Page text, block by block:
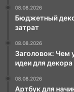
08.08.2026
Бюджетный
затрат
08.08.2026
Заголовок: Чем
идеи для
08.08.2026
Артбук для